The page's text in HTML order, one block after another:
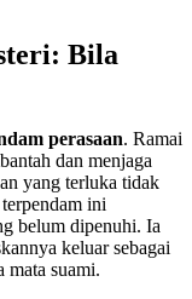
Bila
perasaan. Ramai
dan menjaga
yang terluka tidak
ini
belum dipenuhi. Ia
keluar sebagai
mata suami.